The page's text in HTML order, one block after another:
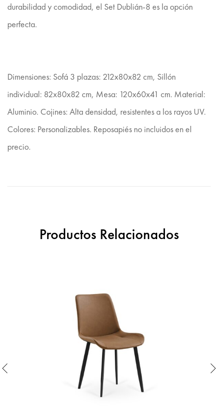
durabilidad y comodidad, el Set Dublián-8 es la opción
perfecta.
Dimensiones: Sofá 3 plazas: 212x80x82 cm, Sillón
individual: 82x80x82 cm, Mesa: 120x60x41 cm. Material:
Aluminio. Cojines: Alta densidad, resistentes a los rayos UV.
Colores: Personalizables. Reposapiés no incluidos en el
precio.
Productos Relacionados